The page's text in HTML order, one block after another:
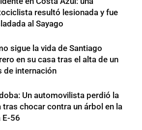
resultó lesionada y fue
al Sayago
sigue la vida de Santiago
en su casa tras el alta de un
de internación
Un automovilista perdió la
tras chocar contra un árbol en la
E-56